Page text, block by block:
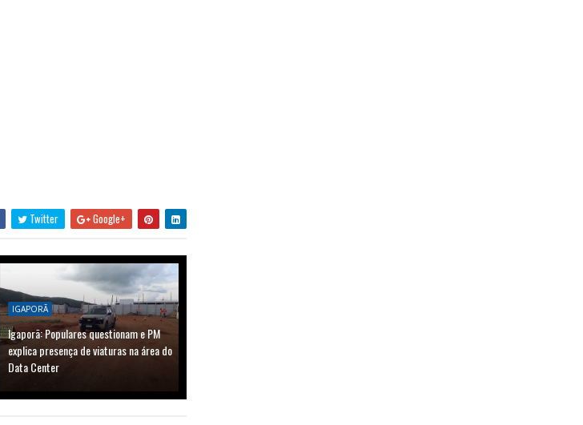
Twitter Google+
IGAPORÃ
Igaporã: Populares questionam e PM
explica presença de viaturas na área do
Data Center